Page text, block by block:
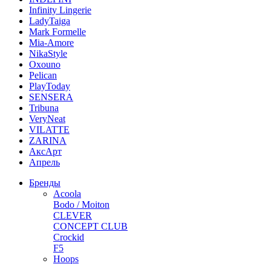
Infinity Lingerie
LadyTaiga
Mark Formelle
Mia-Amore
NikaStyle
Oxouno
Pelican
PlayToday
SENSERA
Tribuna
VeryNeat
VILATTE
ZARINA
АксАрт
Апрель
Бренды
Acoola
Bodo / Moiton
CLEVER
CONCEPT CLUB
Crockid
F5
Hoops